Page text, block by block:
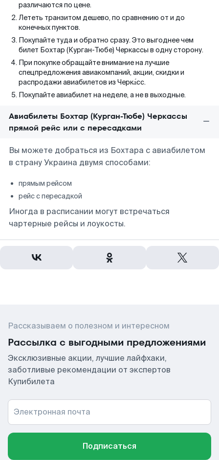
различаются по цене.
Лететь транзитом дешево, по сравнению от и до
конечных пунктов.
Покупайте туда и обратно сразу. Это выгоднее чем
билет Бохтар (Курган-Тюбе) Черкассы в одну сторону.
При покупке обращайте внимание на лучшие
спецпредложения авиакомпаний, акции, скидки и
распродажи авиабилетов из Черка́сс.
Покупайте авиабилет на неделе, а не в выходные.
Авиабилеты Бохтар (Курган-Тюбе) Черкассы
прямой рейс или с пересадками
Вы можете добраться из Бохтара с авиабилетом
в страну Украина двумя способами:
прямым рейсом
рейс с пересадкой
Иногда в расписании могут встречаться
чартерные рейсы и лоукосты.
Рассказываем о полезном и интересном
Рассылка с выгодными предложениями
Эксклюзивные акции, лучшие лайфхаки,
заботливые рекомендации от экспертов
Купибилета
Электронная почта
Подписаться